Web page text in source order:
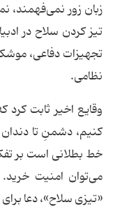
زبان زور
تیز کردن سلاح در
تجهیزات دفاعی،
نظامی.
وقایع اخیر ثابت
کنیم، دشمنِ تا دندان
خط بطلانی است بر
می‌توان امنیت
«تیزی سلاح»، دعا